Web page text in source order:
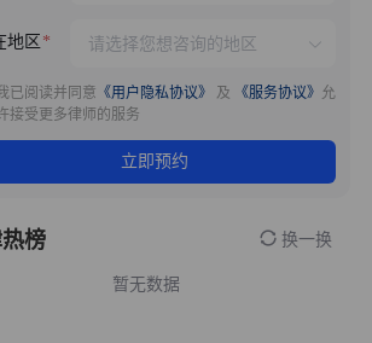
地区
已阅读并同意 《用户隐私协议》 及 《服务协议》 允
接受更多律师的服务
立即预约
榜 换一换
暂无数据